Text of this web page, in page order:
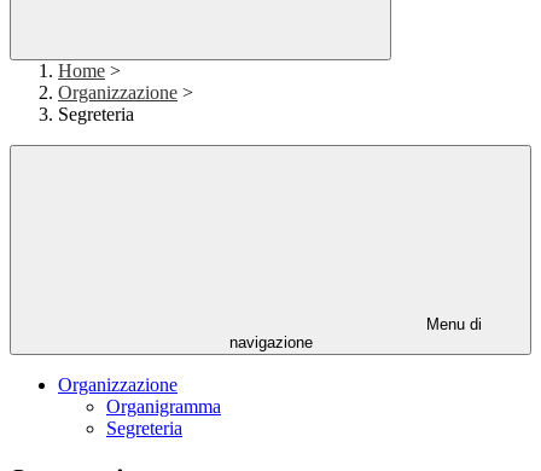
Home >
Organizzazione >
Segreteria
Menu di
navigazione
Organizzazione
Organigramma
Segreteria